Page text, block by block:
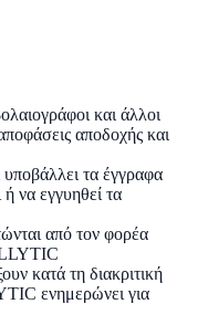
και άλλοι
αποδοχής και
τα έγγραφα
να εγγυηθεί τα
από τον φορέα
κατά τη διακριτική
ενημερώνει για